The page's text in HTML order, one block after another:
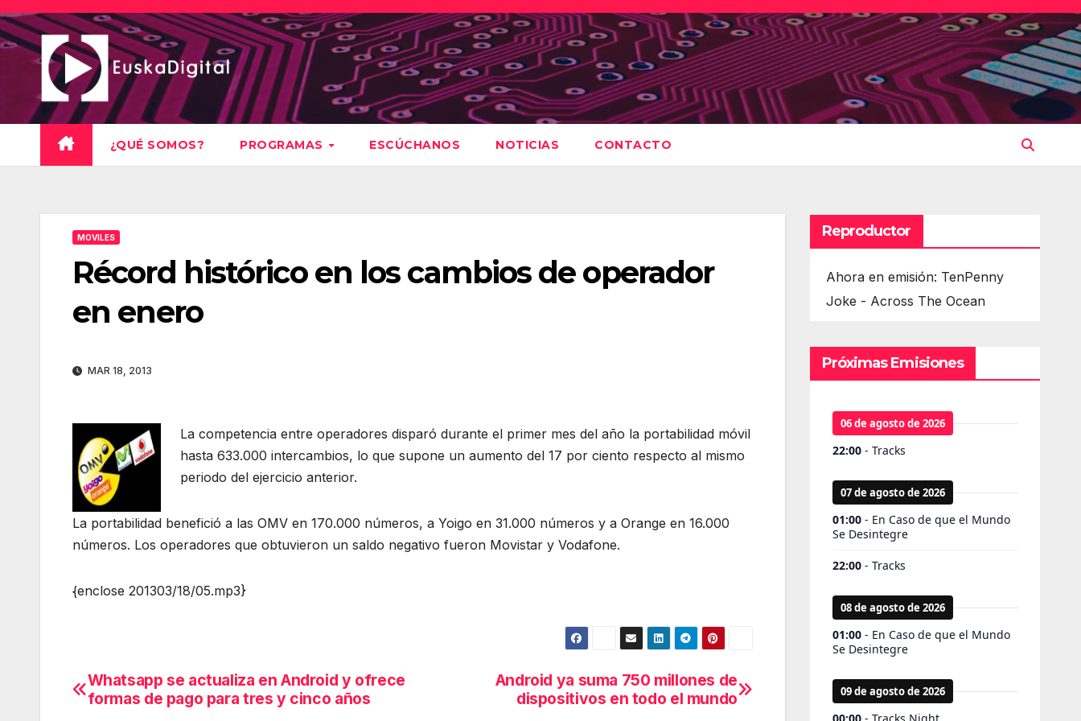
Saltar
al
contenido
¿QUÉ SOMOS? PROGRAMAS ESCÚCHANOS NOTICIAS CONTACTO
MOVILES
Récord histórico en los cambios de operador
en enero
MAR 18, 2013
La competencia entre operadores disparó durante el primer mes del año la portabilidad móvil
hasta 633.000 intercambios, lo que supone un aumento del 17 por ciento respecto al mismo
periodo del ejercicio anterior.
La portabilidad benefició a las OMV en 170.000 números, a Yoigo en 31.000 números y a Orange en 16.000
números. Los operadores que obtuvieron un saldo negativo fueron Movistar y Vodafone.
{enclose 201303/18/05.mp3}
Navegación
Android ya suma 750 millones de
dispositivos en todo el mundo
Whatsapp se actualiza en Android y ofrece
formas de pago para tres y cinco años
Reproductor
Ahora en emisión: TenPenny
Joke - Across The Ocean
Próximas Emisiones